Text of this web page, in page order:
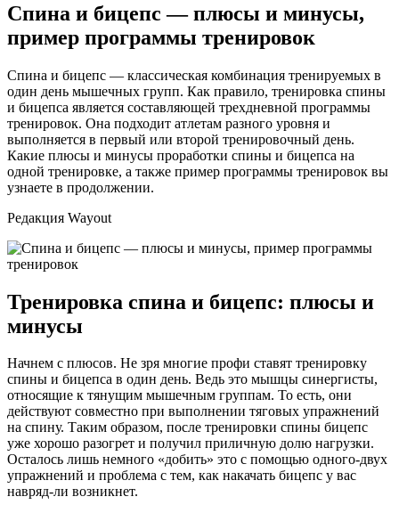
Спина и бицепс — плюсы и минусы,
пример программы тренировок
Спина и бицепс — классическая комбинация тренируемых в
один день мышечных групп. Как правило, тренировка спины
и бицепса является составляющей трехдневной программы
тренировок. Она подходит атлетам разного уровня и
выполняется в первый или второй тренировочный день.
Какие плюсы и минусы проработки спины и бицепса на
одной тренировке, а также пример программы тренировок вы
узнаете в продолжении.
Редакция Wayout
Тренировка спина и бицепс: плюсы и
минусы
Начнем с плюсов. Не зря многие профи ставят тренировку
спины и бицепса в один день. Ведь это мышцы синергисты,
относящие к тянущим мышечным группам. То есть, они
действуют совместно при выполнении тяговых упражнений
на спину. Таким образом, после тренировки спины бицепс
уже хорошо разогрет и получил приличную долю нагрузки.
Осталось лишь немного «добить» это с помощью одного-двух
упражнений и проблема с тем, как накачать бицепс у вас
навряд-ли возникнет.